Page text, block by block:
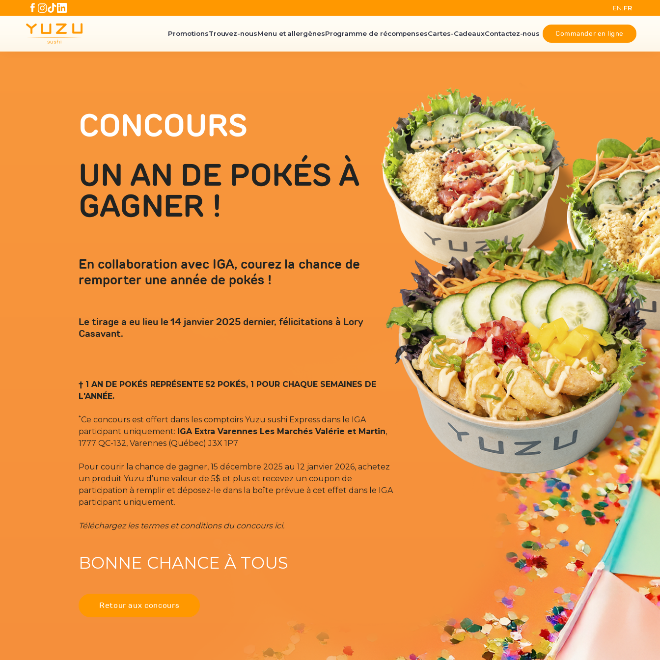
EN |FR
PromotionsTrouvez-nousMenu et allergènesProgramme de récompensesCartes-CadeauxContactez-nous Commander en ligne
CONCOURS
UN AN DE POKÉS À
GAGNER !
En collaboration avec IGA, courez la chance de
remporter une année de pokés !
Le tirage a eu lieu le 14 janvier 2025 dernier, félicitations à Lory
Casavant.
† 1 AN DE POKÉS REPRÉSENTE 52 POKÉS, 1 POUR CHAQUE SEMAINES DE
L'ANNÉE.
*Ce concours est offert dans les comptoirs Yuzu sushi Express dans le IGA
participant uniquement: IGA Extra Varennes Les Marchés Valérie et Martin,
1777 QC-132, Varennes (Québec) J3X 1P7
Pour courir la chance de gagner, 15 décembre 2025 au 12 janvier 2026, achetez
un produit Yuzu d’une valeur de 5$ et plus et recevez un coupon de
participation à remplir et déposez-le dans la boîte prévue à cet effet dans le IGA
participant uniquement.
Téléchargez les termes et conditions du concours ici.
BONNE CHANCE À TOUS
Retour aux concours